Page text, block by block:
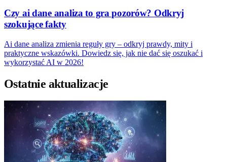
Czy ai dane analiza to gra pozorów? Odkryj
szokujące fakty
Ai dane analiza zmienia reguły gry – odkryj prawdy, mity i
praktyczne wskazówki. Dowiedz się, jak nie dać się oszukać i
wykorzystać AI w 2026!
Ostatnie aktualizacje